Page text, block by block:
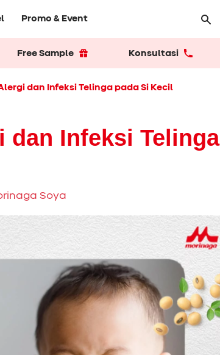
Promo & Event
Free Sample Konsultasi
dan Infeksi Telinga pada Si Kecil
dan Infeksi Telinga
Soya